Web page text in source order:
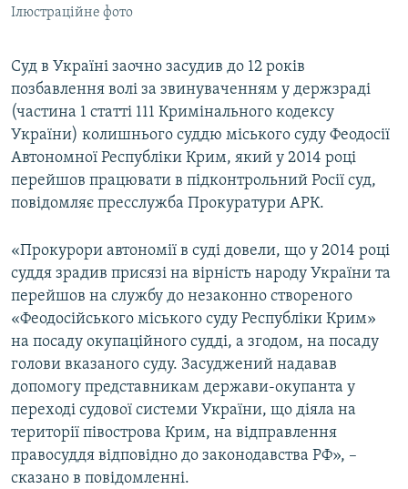
ІНФОГРАФІКА
ДОЛУЧАЙСЯ!
Усі сайти RFE/RL
Ілюстраційне фото
Суд в Україні заочно засудив до 12 років
позбавлення волі за звинуваченням у держзраді
(частина 1 статті 111 Кримінального кодексу
України) колишнього суддю міського суду Феодосії
Автономної Республіки Крим, який у 2014 році
перейшов працювати в підконтрольний Росії суд,
повідомляє пресслужба Прокуратури АРК.
«Прокурори автономії в суді довели, що у 2014 році
суддя зрадив присязі на вірність народу України та
перейшов на службу до незаконно створеного
«Феодосійського міського суду Республіки Крим»
на посаду окупаційного судді, а згодом, на посаду
голови вказаного суду. Засуджений надавав
допомогу представникам держави-окупанта у
переході судової системи України, що діяла на
території півострова Крим, на відправлення
правосуддя відповідно до законодавства РФ», –
сказано в повідомленні.